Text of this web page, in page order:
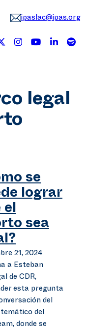
ipaslac@ipas.org
legal
se
lograr
el
sea
21, 2024
a Esteban
de CDR,
esta pregunta
del
temático del
donde se